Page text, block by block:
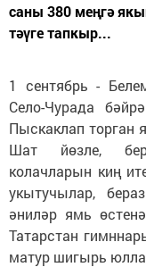
саны 380 меңгә
тәүге тапкыр...
1 сентябрь -
Село-Чурада
Пыскаклап торган
Шат йөзле,
колачларын киң
укытучылар,
әниләр ямь
Татарстан
матур шигырь